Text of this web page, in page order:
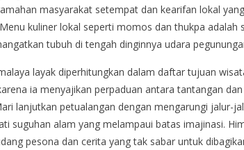
masyarakat setempat dan kearifan lokal
kuliner lokal seperti momos dan thukpa adalah
tubuh di tengah dinginnya udara
layak diperhitungkan dalam daftar tujuan
ia menyajikan perpaduan antara tantangan
lanjutkan petualangan dengan mengarungi jalur-
suguhan alam yang melampaui batas imajinasi.
pesona dan cerita yang tak sabar untuk